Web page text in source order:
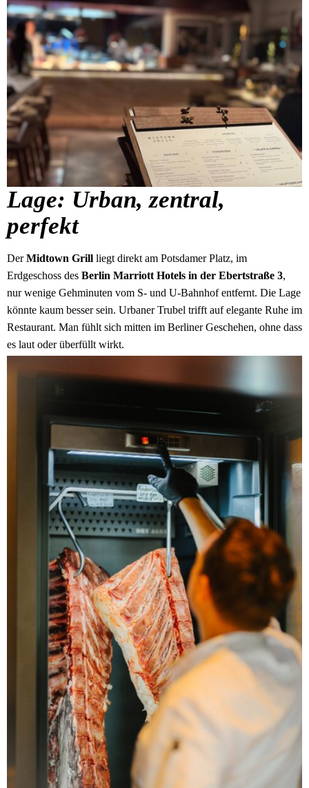
Lage: Urban, zentral,
perfekt
DerMidtown Grill liegt direkt am Potsdamer Platz, im
Erdgeschoss des Berlin Marriott Hotels in der Ebertstraße 3,
nur wenige Gehminuten vom S- und U-Bahnhof entfernt. Die Lage
könnte kaum besser sein. Urbaner Trubel trifft auf elegante Ruhe im
Restaurant. Man fühlt sich mitten im Berliner Geschehen, ohne dass
es laut oder überfüllt wirkt.